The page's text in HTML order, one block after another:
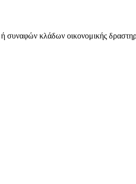
συναφών κλάδων οικονομικής